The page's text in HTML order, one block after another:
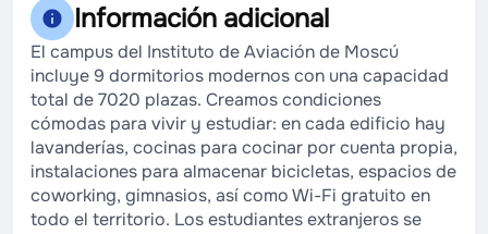
Información adicional
El campus del Instituto de Aviación de Moscú
incluye 9 dormitorios modernos con una capacidad
total de 7020 plazas. Creamos condiciones
cómodas para vivir y estudiar: en cada edificio hay
lavanderías, cocinas para cocinar por cuenta propia,
instalaciones para almacenar bicicletas, espacios de
coworking, gimnasios, así como Wi-Fi gratuito en
todo el territorio. Los estudiantes extranjeros se